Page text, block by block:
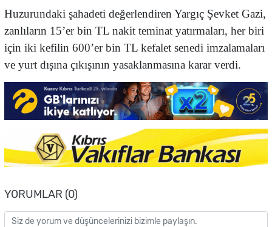
Huzurundaki şahadeti değerlendiren Yargıç Şevket Gazi,
zanlıların 15’er bin TL nakit teminat yatırmaları, her biri
için iki kefilin 600’er bin TL kefalet senedi imzalamaları
ve yurt dışına çıkışının yasaklanmasına karar verdi.
YORUMLAR (0)